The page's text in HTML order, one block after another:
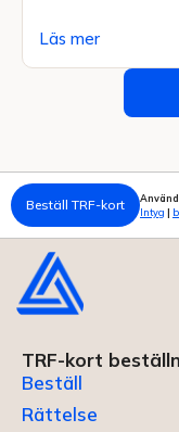
Läs mer
Beställ TRF-kort
Intyg |
TRF-kort
Beställ
Rättelse